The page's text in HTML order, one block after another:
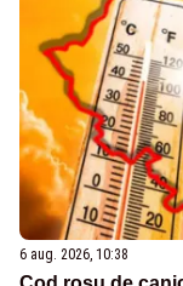
6 aug. 2026, 10:38